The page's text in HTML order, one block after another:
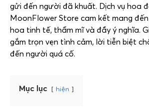
gửi đến người đã khuất. Dịch vụ hoa
MoonFlower Store cam kết mang
hoa tinh tế, thẩm mĩ và đầy ý nghĩa.
gắm trọn vẹn tình cảm, lời tiễn biệt
đến người quá cố.
Mục lục hiện